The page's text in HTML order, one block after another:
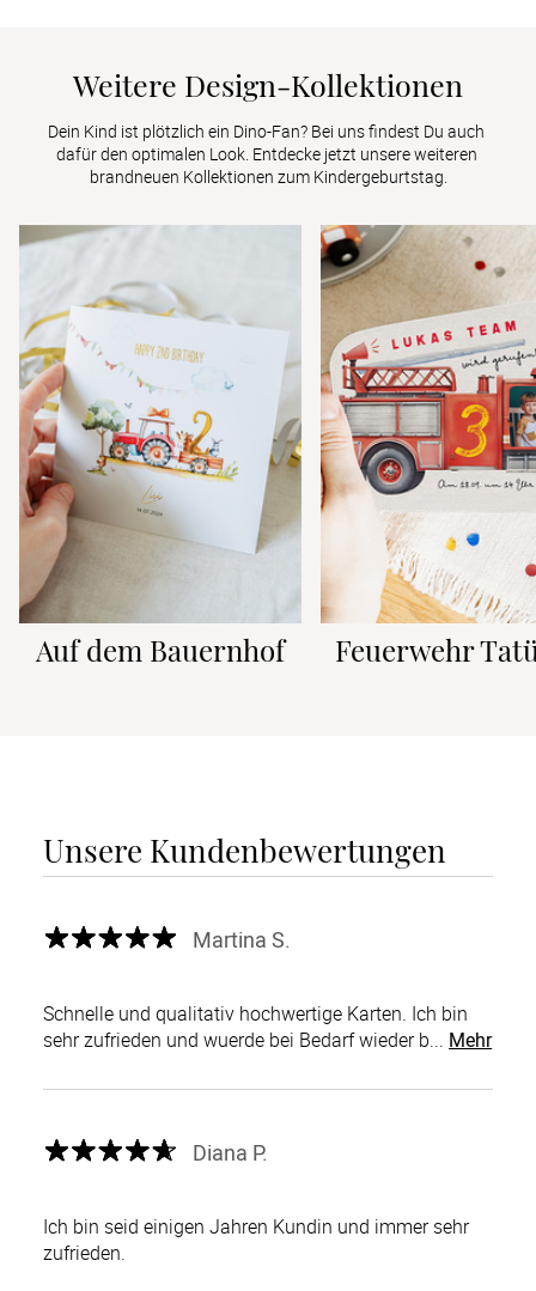
Weitere Design-Kollektionen
Dein Kind ist plötzlich ein Dino-Fan? Bei uns findest Du auch
dafür den optimalen Look. Entdecke jetzt unsere weiteren
brandneuen Kollektionen zum Kindergeburtstag.
Auf dem Bauernhof Feuerwehr
Unsere Kundenbewertungen
Martina S.
Schnelle und qualitativ hochwertige Karten. Ich bin
sehr zufrieden und wuerde bei Bedarf wieder b... Mehr
Diana P.
Ich bin seid einigen Jahren Kundin und immer sehr
zufrieden.